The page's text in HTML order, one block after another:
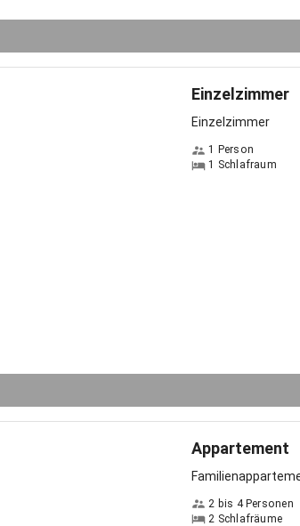
Einzelzimmer
Einzelzimmer
1 Person
1 Schlafraum
Appartement
2 bis 4 Personen
2 Schlafräume